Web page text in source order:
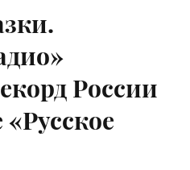
России